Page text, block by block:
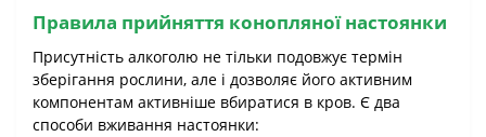
Правила прийняття конопляної настоянки
Присутність алкоголю не тільки подовжує термін
зберігання рослини, але і дозволяє його активним
компонентам активніше вбиратися в кров. Є два
способи вживання настоянки: